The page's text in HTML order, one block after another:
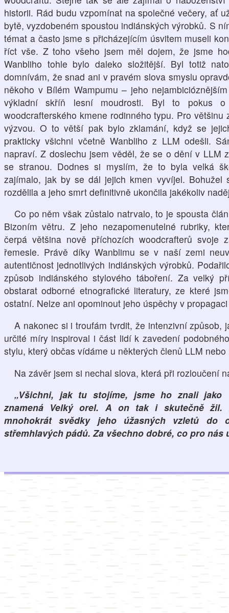
historii. Rád budu vzpomínat na společné večery, ať
bytě, vyzdobeném spoustou indiánských výrobků. S
témat a často jsme s přicházejícím úsvitem museli
říct vše. Z toho všeho jsem měl dojem, že jsme
Wanbliho tohle bylo daleko složitější. Byl totiž
domnívám, že snad ani v pravém slova smyslu
někoho v Bílém Wampumu – jeho
výkladní skříň lesní moudrosti. Byl to pokus
woodcrafterského kmene rodinného typu. Pro
výzvou. O to větší pak bylo zklamání, když se
prakticky všichni včetně Wanbliho z LLM odešli.
napraví. Z doslechu jsem věděl, že se o dění v LLM
se stranou. Dodnes si myslím, že to byla velká
zajímalo, jak by se dál jejich kmen vyvíjel. Bohužel
rozdělila a jeho smrt definitivně ukončila jakékoliv
Co po něm však zůstalo natrvalo, to je spousta
Bizoním větru. Z jeho nezapomenutelné rubriky,
čerpá většina nově příchozích woodcrafterů svoje
řemesle. Právě díky Wanblimu se v naší zemi
autentičnost jednotlivých indiánských výrobků.
způsob indiánského stylového táboření. Za velký
obstarat odborné etnografické literatury, ze které
ostatní. Nelze ani opominout jeho úspěchy v
A nakonec si i troufám tvrdit, že intenzivní způsob,
určité míry inspiroval i část lidí k zavedení
stylu, který občas vídáme u některých členů LLM
Na závěr jsem si nechal slova, která při rozloučení
„Všichni, jak tu stojíme, jsme ho znali jako
znamená Velký orel. A on tak i skutečně žil.
mnohokrát svědky jeho úžasných vzletů do
střemhlavých pádů. Za všechno dobré, co pro nás